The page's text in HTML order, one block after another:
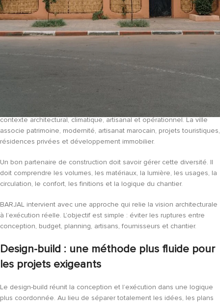
BARJAL accompagne les porteurs de projets résidentiels,
commerciaux et hôteliers à Marrakech avec une méthode design-
build pensée pour transformer une vision en réalisation cohérente,
maîtrisée et durable.
Une entreprise de construction à Marrakech
doit comprendre le terrain
demande une connaissance précise du
contexte architectural, climatique, artisanal et opérationnel. La ville
associe patrimoine, modernité, artisanat marocain, projets touristiques,
résidences privées et développement immobilier.
Un bon partenaire de construction doit savoir gérer cette diversité. Il
doit comprendre les volumes, les matériaux, la lumière, les usages, la
circulation, le confort, les finitions et la logique du chantier.
BARJAL intervient avec une approche qui relie la vision architecturale
à l’exécution réelle. L’objectif est simple : éviter les ruptures entre
conception, budget, planning, artisans, fournisseurs et chantier.
Design-build : une méthode plus fluide pour
les projets exigeants
Le design-build réunit la conception et l’exécution dans une logique
plus coordonnée. Au lieu de séparer totalement les idées, les plans